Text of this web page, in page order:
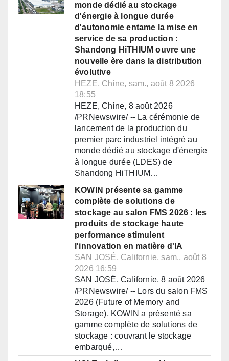
monde dédié au stockage
d'énergie à longue durée
d'autonomie entame la mise en
service de sa production :
Shandong HiTHIUM ouvre une
nouvelle ère dans la distribution
évolutive
HEZE, Chine, sam., août 8 2026
18:55
HEZE, Chine, 8 août 2026
/PRNewswire/ -- La cérémonie de
lancement de la production du
premier parc industriel intégré au
monde dédié au stockage d'énergie
à longue durée (LDES) de
Shandong HiTHIUM…
KOWIN présente sa gamme
complète de solutions de
stockage au salon FMS 2026 : les
produits de stockage haute
performance stimulent
l'innovation en matière d'IA
SAN JOSÉ, Californie, sam., août 8
2026 16:59
SAN JOSÉ, Californie, 8 août 2026
/PRNewswire/ -- Lors du salon FMS
2026 (Future of Memory and
Storage), KOWIN a présenté sa
gamme complète de solutions de
stockage : couvrant le stockage
embarqué,…